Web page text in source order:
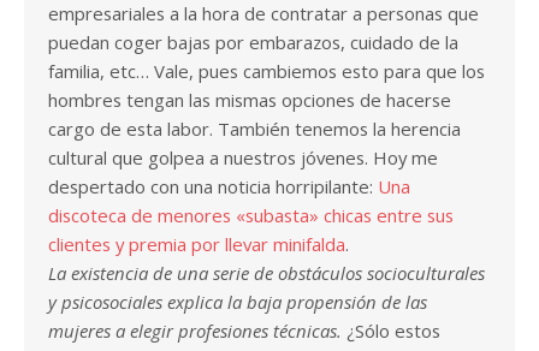
empresariales a la hora de contratar a personas que
puedan coger bajas por embarazos, cuidado de la
familia, etc… Vale, pues cambiemos esto para que los
hombres tengan las mismas opciones de hacerse
cargo de esta labor. También tenemos la herencia
cultural que golpea a nuestros jóvenes. Hoy me
despertado con una noticia horripilante: Una
discoteca de menores «subasta» chicas entre sus
clientes y premia por llevar minifalda.
La existencia de una serie de obstáculos socioculturales
y psicosociales explica la baja propensión de las
mujeres a elegir profesiones técnicas. ¿Sólo estos